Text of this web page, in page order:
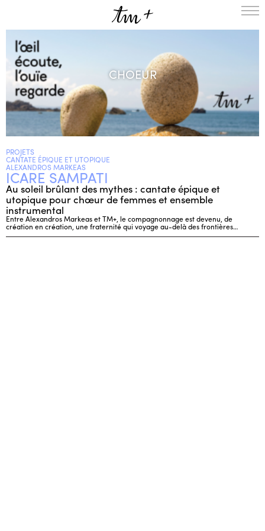
A LA UNE
PROJETS
MÉDIATION
NOUS SOUTENIR
CONTACTS
AGENDA
CHOEUR
PROJETS
CANTATE ÉPIQUE ET UTOPIQUE
ALEXANDROS MARKEAS
ICARE SAMPATI
Au soleil brûlant des mythes : cantate épique et
utopique pour chœur de femmes et ensemble
instrumental
Entre Alexandros Markeas et TM+, le compagnonnage est devenu, de
création en création, une fraternité qui voyage au-delà des frontières…